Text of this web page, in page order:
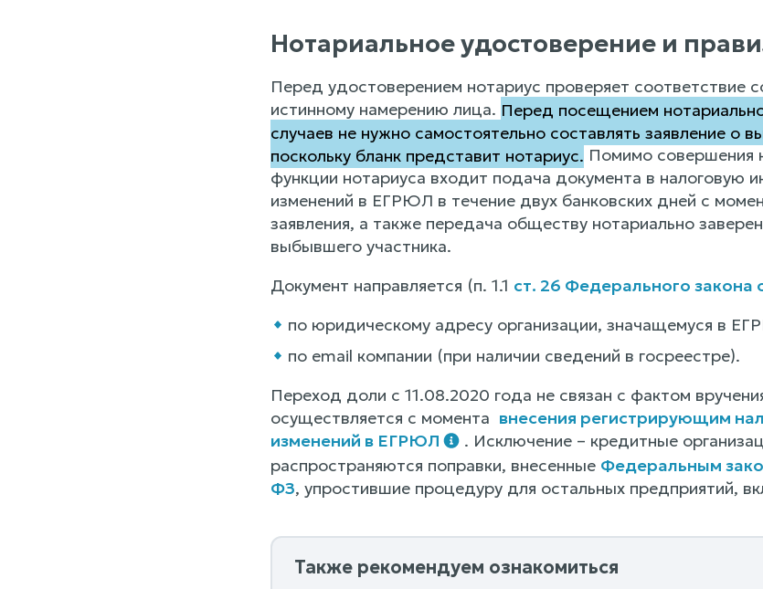
Нотариальное удостоверение и
Перед удостоверением нотариус проверяет соответствие
истинному намерению лица. Перед посещением
случаев не нужно самостоятельно составлять заявление о
поскольку бланк представит нотариус. Помимо совершения
функции нотариуса входит подача документа в налоговую
изменений в ЕГРЮЛ в течение двух банковских дней с
заявления, а также передача обществу нотариально
выбывшего участника.
Документ направляется (п. 1.1 ст. 26 Федерального
по юридическому адресу организации, значащемуся в
по email компании (при наличии сведений в госреестре).
Переход доли с 11.08.2020 года не связан с фактом
осуществляется с момента внесения регистрирующим
изменений в ЕГРЮЛ
. Исключение – кредитные
распространяются поправки, внесенные Федеральным
ФЗ, упростившие процедуру для остальных предприятий,
Также рекомендуем ознакомиться